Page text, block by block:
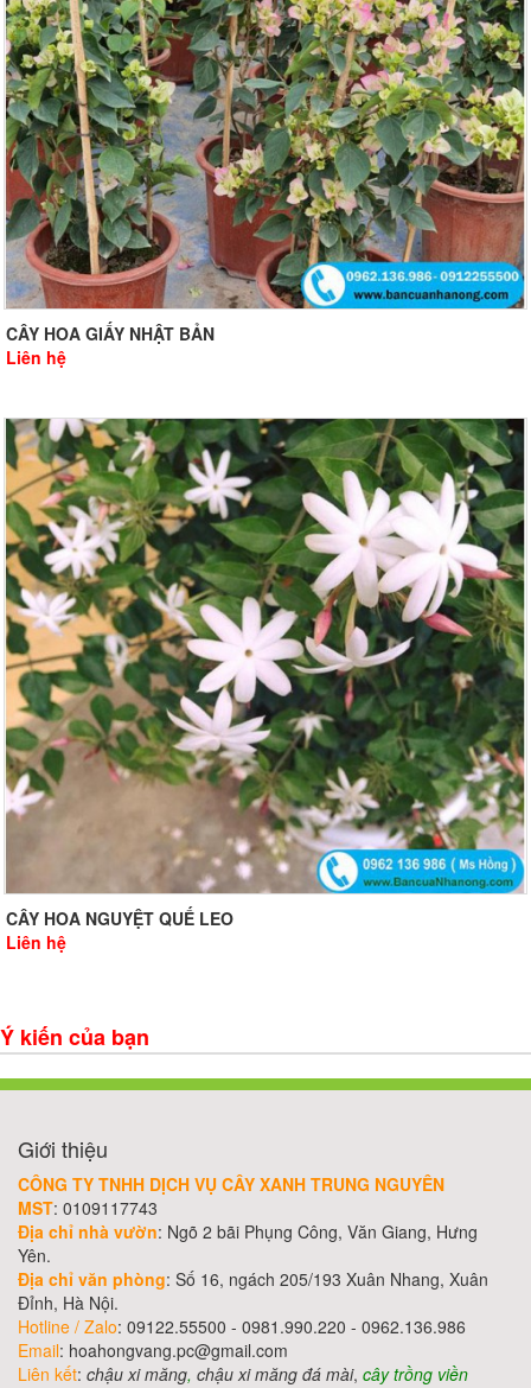
CÂY HOA GIẤY NHẬT BẢN
Liên hệ
CÂY HOA NGUYỆT QUẾ LEO
Liên hệ
Ý kiến của bạn
Giới thiệu
CÔNG TY TNHH DỊCH VỤ CÂY XANH TRUNG NGUYÊN
MST: 0109117743
Địa chỉ nhà vườn: Ngõ 2 bãi Phụng Công, Văn Giang, Hưng
Yên.
Địa chỉ văn phòng: Số 16, ngách 205/193 Xuân Nhang, Xuân
Đỉnh, Hà Nội.
Hotline / Zalo: 09122.55500 - 0981.990.220 - 0962.136.986
Email: hoahongvang.pc@gmail.com
Liên kết: chậu xi măng, chậu xi măng đá mài, cây trồng viền